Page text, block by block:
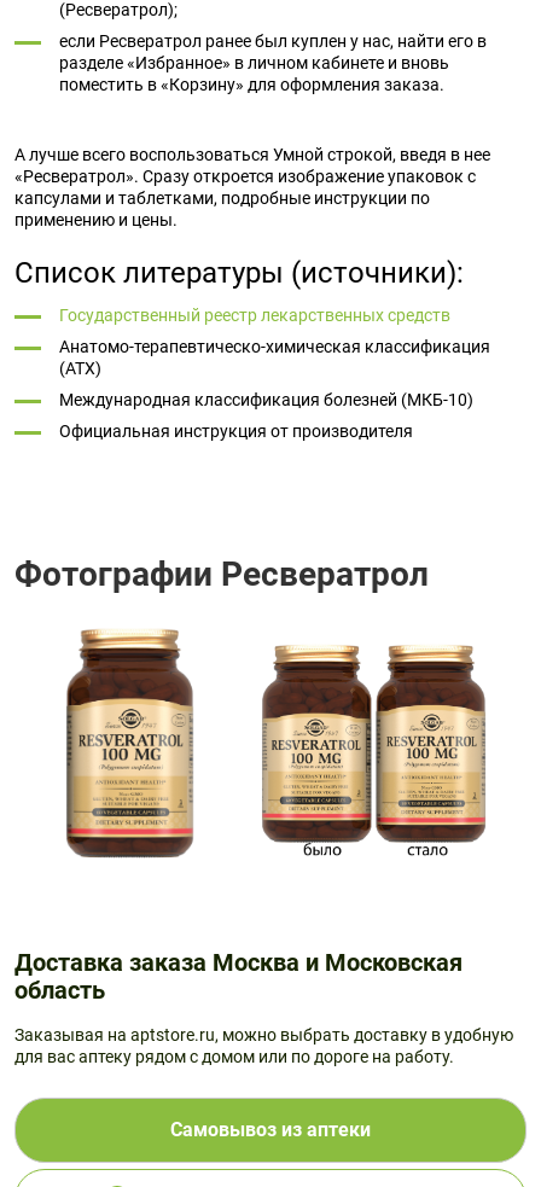
(Ресвератрол);
если Ресвератрол ранее был куплен у нас, найти его в
разделе «Избранное» в личном кабинете и вновь
поместить в «Корзину» для оформления заказа.
А лучше всего воспользоваться Умной строкой, введя в нее
«Ресвератрол». Сразу откроется изображение упаковок с
капсулами и таблетками, подробные инструкции по
применению и цены.
Список литературы (источники):
Государственный реестр лекарственных средств
Анатомо-терапевтическо-химическая классификация
(ATX)
Международная классификация болезней (МКБ-10)
Официальная инструкция от производителя
Фотографии Ресвератрол
Доставка заказа Москва и Московская
область
Заказывая на aptstore.ru, можно выбрать доставку в удобную
для вас аптеку рядом с домом или по дороге на работу.
Самовывоз из аптеки